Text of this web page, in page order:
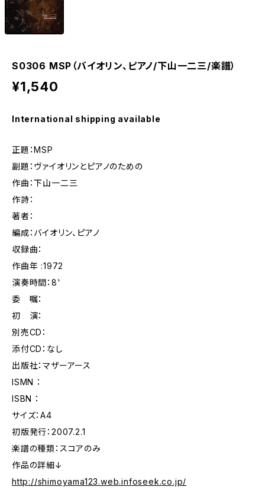
S0306 MSP（バイオリン、ピアノ/下山一二三/楽譜）
¥1,540
International shipping available
正題：MSP
副題：ヴァイオリンとピアノのための
作曲：下山一二三
作詩：
著者：
編成：バイオリン、ピアノ
収録曲：
作曲年 :1972
演奏時間：8'
委 嘱：
初 演：
別売CD：
添付CD：なし
出版社：マザーアース
ISMN ：
ISBN ：
サイズ：A4
初版発行：2007.2.1
楽譜の種類：スコアのみ
作品の詳細↓
http://shimoyama123.web.infoseek.co.jp/